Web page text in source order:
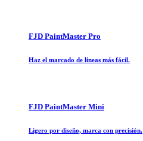
FJD PaintMaster Pro
Haz el marcado de líneas más fácil.
FJD PaintMaster Mini
Ligero por diseño, marca con precisión.